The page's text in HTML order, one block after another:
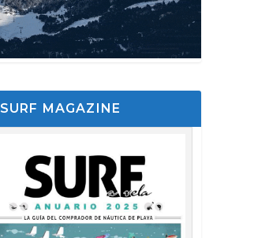
SURF MAGAZINE